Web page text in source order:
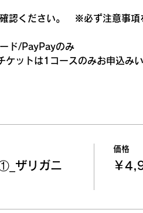
認ください。 ※必ず注意事項
ド/PayPayのみ
ットは1コースのみお申込みい
ザリガニ
価格
￥